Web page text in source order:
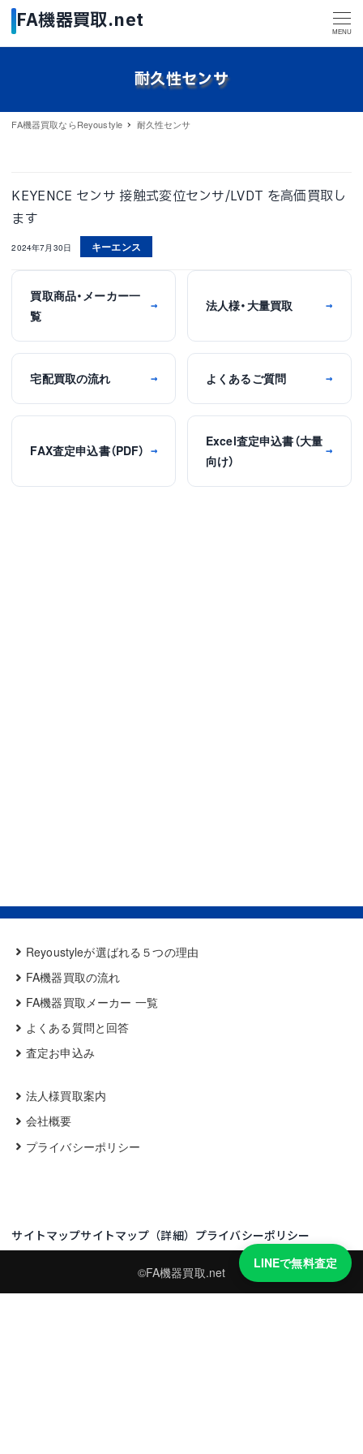
MENU
耐久性センサ
FA機器買取ならReyoustyle 耐久性センサ
KEYENCE センサ 接触式変位センサ/LVDT を高価買取し
ます
2024年7月30日 キーエンス
買取商品・メーカー一
覧
→ 法人様・大量買取 →
宅配買取の流れ → よくあるご質問 →
FAX査定申込書（PDF） →
Excel査定申込書（大量
向け）
→
Reyoustyleが選ばれる５つの理由
FA機器買取の流れ
FA機器買取メーカー 一覧
よくある質問と回答
査定お申込み
法人様買取案内
会社概要
プライバシーポリシー
サイトマップサイトマップ（詳細） プライバシーポリシー
©FA機器買取.net
LINEで無料査定